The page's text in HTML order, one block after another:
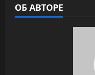
ОБ АВТОРЕ